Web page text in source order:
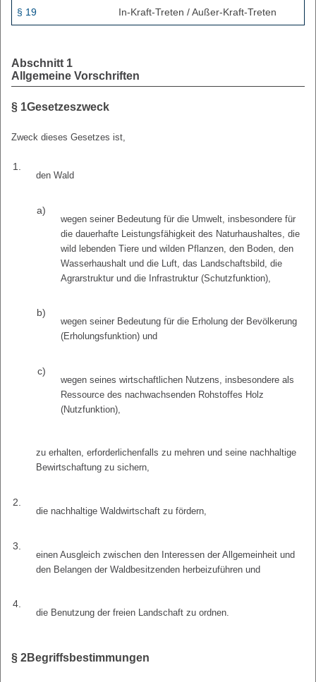
§ 19 In-Kraft-Treten / Außer-Kraft-Treten
Abschnitt 1
Allgemeine Vorschriften
§ 1Gesetzeszweck
Zweck dieses Gesetzes ist,
1.
den Wald
a)
wegen seiner Bedeutung für die Umwelt, insbesondere für
die dauerhafte Leistungsfähigkeit des Naturhaushaltes, die
wild lebenden Tiere und wilden Pflanzen, den Boden, den
Wasserhaushalt und die Luft, das Landschaftsbild, die
Agrarstruktur und die Infrastruktur (Schutzfunktion),
b)
wegen seiner Bedeutung für die Erholung der Bevölkerung
(Erholungsfunktion) und
c)
wegen seines wirtschaftlichen Nutzens, insbesondere als
Ressource des nachwachsenden Rohstoffes Holz
(Nutzfunktion),
zu erhalten, erforderlichenfalls zu mehren und seine nachhaltige
Bewirtschaftung zu sichern,
2.
die nachhaltige Waldwirtschaft zu fördern,
3.
einen Ausgleich zwischen den Interessen der Allgemeinheit und
den Belangen der Waldbesitzenden herbeizuführen und
4.
die Benutzung der freien Landschaft zu ordnen.
§ 2Begriffsbestimmungen